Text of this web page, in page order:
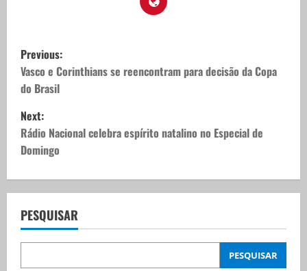
P
o
s
t
n
a
v
i
Previous:
Vasco e Corinthians se reencontram para decisão da Copa
do Brasil
Next:
Rádio Nacional celebra espírito natalino no Especial de
Domingo
PESQUISAR
PESQUISAR